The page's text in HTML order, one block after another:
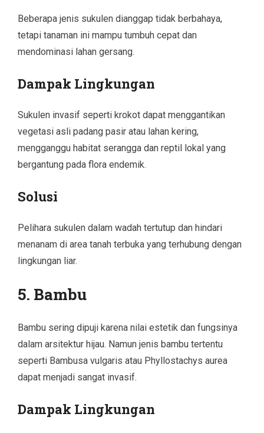
Beberapa jenis sukulen dianggap tidak berbahaya,
tetapi tanaman ini mampu tumbuh cepat dan
mendominasi lahan gersang.
Dampak Lingkungan
Sukulen invasif seperti krokot dapat menggantikan
vegetasi asli padang pasir atau lahan kering,
mengganggu habitat serangga dan reptil lokal yang
bergantung pada flora endemik.
Solusi
Pelihara sukulen dalam wadah tertutup dan hindari
menanam di area tanah terbuka yang terhubung dengan
lingkungan liar.
5. Bambu
Bambu sering dipuji karena nilai estetik dan fungsinya
dalam arsitektur hijau. Namun jenis bambu tertentu
seperti Bambusa vulgaris atau Phyllostachys aurea
dapat menjadi sangat invasif.
Dampak Lingkungan